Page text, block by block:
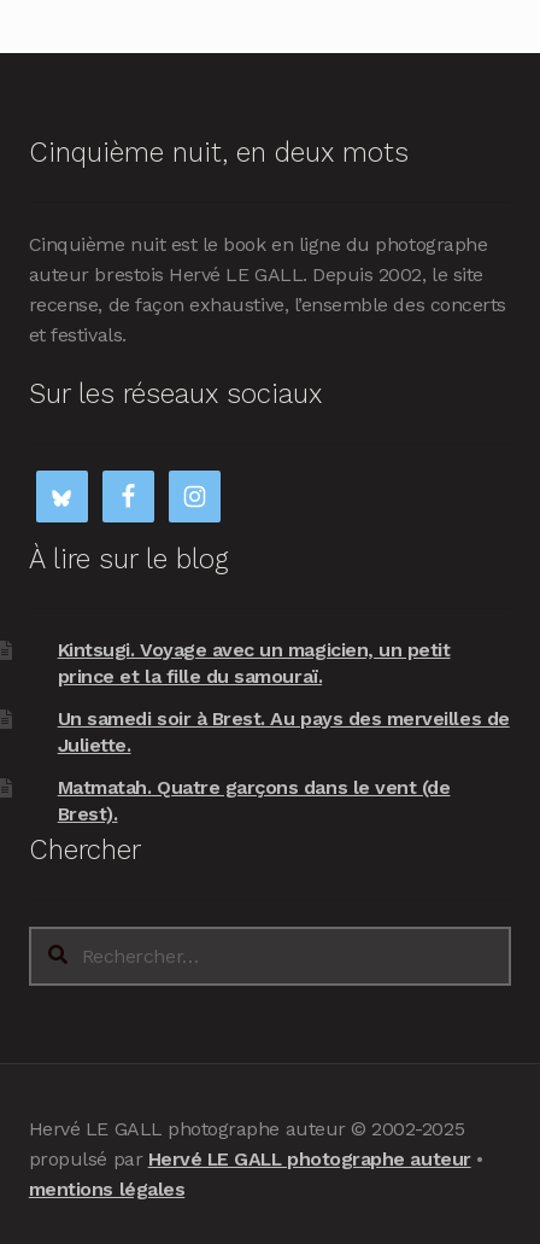
Cinquième nuit, en deux mots
Cinquième nuit est le book en ligne du photographe
auteur brestois Hervé LE GALL. Depuis 2002, le site
recense, de façon exhaustive, l’ensemble des concerts
et festivals.
Sur les réseaux sociaux
À lire sur le blog
Kintsugi. Voyage avec un magicien, un petit
prince et la fille du samouraï.
Un samedi soir à Brest. Au pays des merveilles de
Juliette.
Matmatah. Quatre garçons dans le vent (de
Brest).
Chercher
Rechercher :
Hervé LE GALL photographe auteur © 2002-2025
propulsé par Hervé LE GALL photographe auteur•
mentions légales